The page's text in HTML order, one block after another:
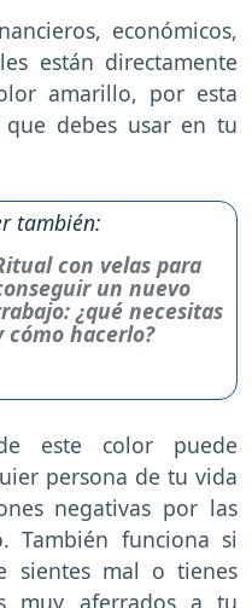
económicos,
están directamente
amarillo, por esta
debes usar en tu
también:
con velas para
un nuevo
¿qué necesitas
cómo hacerlo?
este color puede
persona de tu vida
negativas por las
También funciona si
sientes mal o tienes